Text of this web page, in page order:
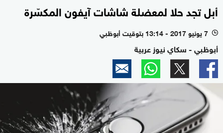
أبل تجد حلا لمعضلة شاشات آيفون المكسّرة
l 7 يونيو 2017 - 13:14 بتوقيت أبوظبي
أبوظبي - سكاي نيوز عربية